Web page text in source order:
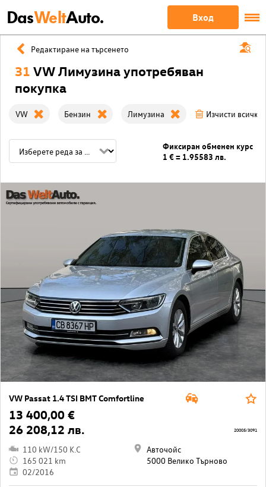
DasWeltAuto. Вход
Редактиране на търсенето
31 VW Лимузина употребяван
покупка
VW Бензин Лимузина Изчисти
Фиксиран обменен курс
1 € = 1.95583 лв.
VW Passat 1.4 TSI BMT Comfortline
13 400,00 €
26 208,12 лв.
110 kW/150 K.C
165 021 km
02/2016
Авточойс
5000 Велико Търново
20005/3091